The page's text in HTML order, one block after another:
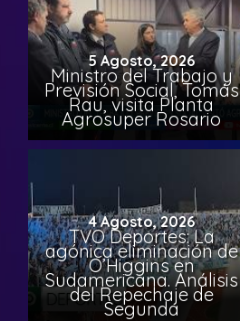
5 Agosto, 2026
Ministro del Trabajo y
Previsión Social, Tomás
Rau, visita Planta
Agrosuper Rosario
4 Agosto, 2026
TVO Deportes: La
agónica eliminación de
O’Higgins en
Sudamericana. Análisis
del Repechaje de
Segunda